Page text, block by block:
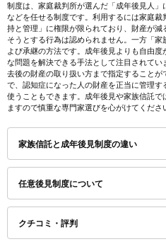
制度は、家庭裁判所が選んだ「成年後見人
などを任せる制度です。利用するには家庭
持と管理」に権限が限られており、財産が
そうとする行為は認められません。一方「
よび承継の方法です。成年後見よりも自由
な問題を解決できる手法として注目されて
去後の財産の取り扱い方まで指定することが
で、認知症になった人の財産を正当に管理
使うこともできます。成年後見や家族信託
ますので慎重な専門家選びを心がけてくださ
家族信託と成年後見制度の違い
任意後見制度について
クチコミ・評判